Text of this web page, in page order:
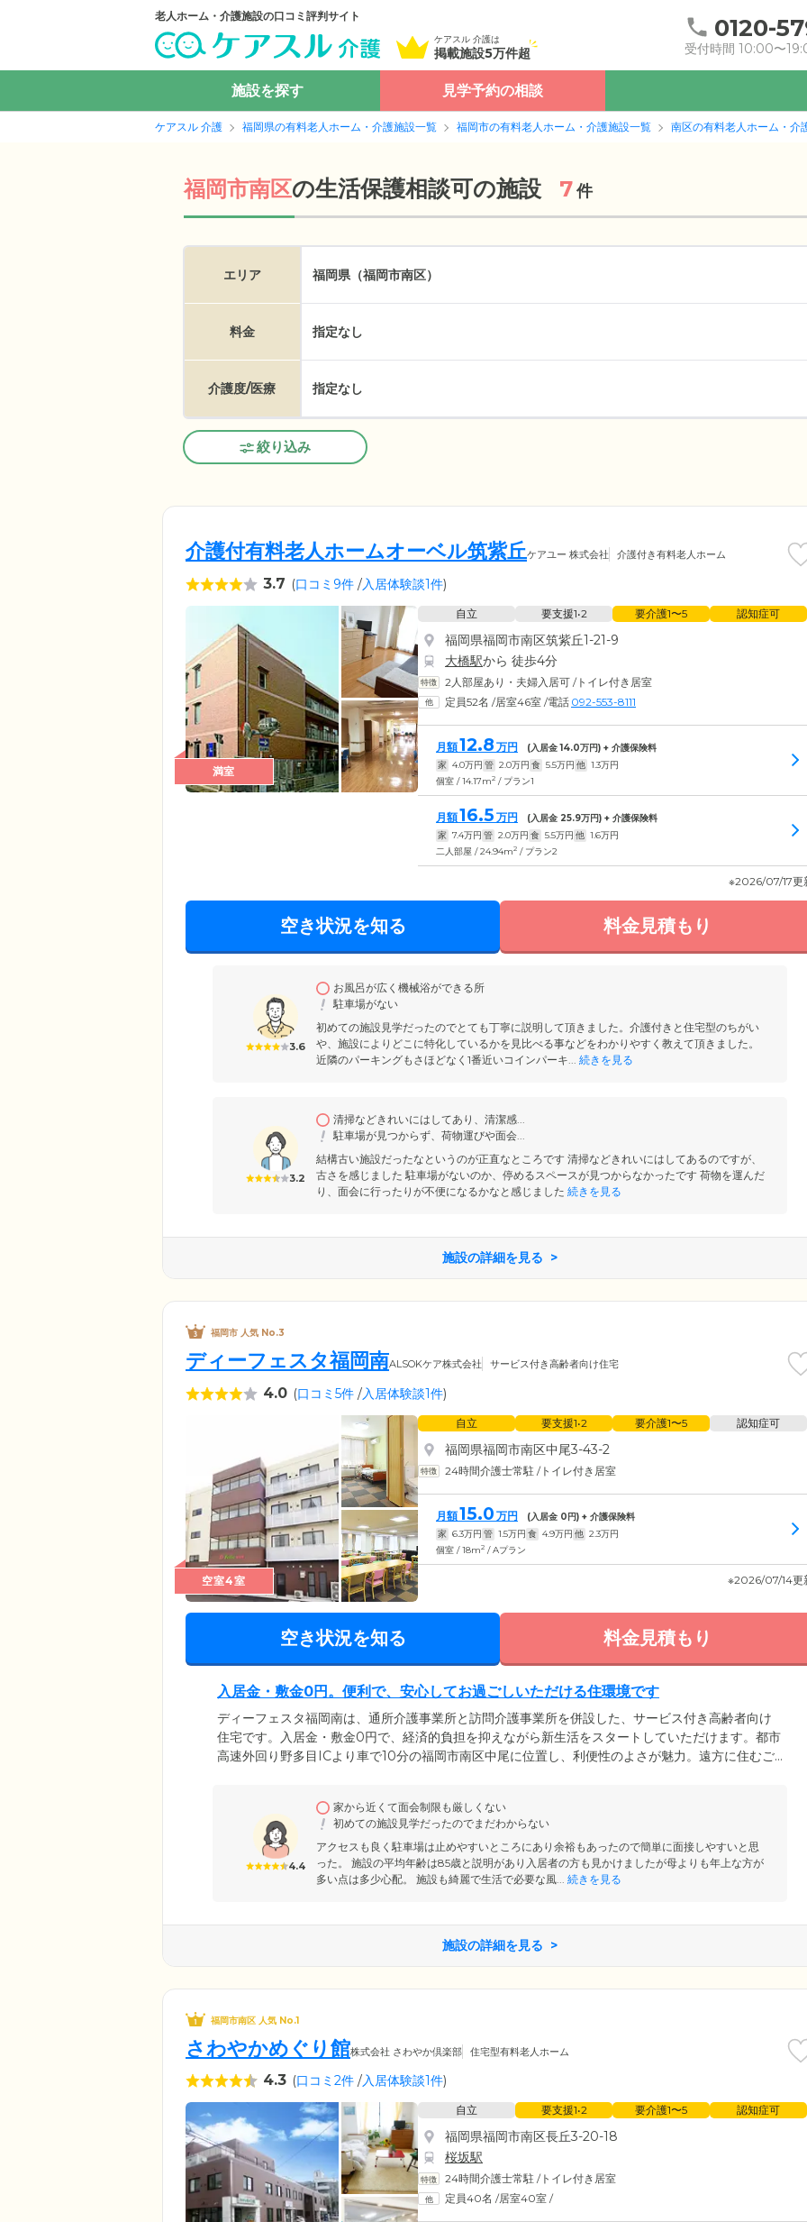
老人ホーム・介護施設の口コミ評判サイト
ケアスル 介護は
掲載施設5万件超
0120-
受付時間 10:00〜
施設を探す 見学予約の相談
ケアスル 介護 福岡県の有料老人ホーム・介護施設一覧 福岡市の有料老人ホーム・介護施設一覧 南区の有料老人ホーム・介
福岡市南区の生活保護相談可の施設 7件
エリア 福岡県（福岡市南区）
料金 指定なし
介護度/医療 指定なし
絞り込み
介護付有料老人ホームオーベル筑紫丘ケアユー 株式会社 介護付き有料老人ホーム
3.7 (口コミ9件 /入居体験談1件)
満室
自立 要支援1•2 要介護1〜5 認知症可
福岡県福岡市南区筑紫丘1-21-9
大橋駅から 徒歩4分
2人部屋あり・夫婦入居可 /トイレ付き居室
定員52名 /居室46室 /電話 092-553-8111
月額12.8 万円 (入居金14.0万円) + 介護保険料
家 4.0万円 管 2.0万円 食 5.5万円 他 1.3万円
個室 / 14.17m2 / プラン1
月額16.5 万円 (入居金 25.9万円) + 介護保険料
家 7.4万円 管 2.0万円 食 5.5万円 他 1.6万円
二人部屋 / 24.94m2 / プラン2
※2026/07/17更
空き状況を知る 料金見積もり
3.6
お風呂が広く機械浴ができる所
駐車場がない
初めての施設見学だったのでとても丁寧に説明して頂きました。介護付きと住宅型のちがい
や、施設によりどこに特化しているかを見比べる事などをわかりやすく教えて頂きました。
近隣のパーキングもさほどなく1番近いコインパーキ...
続きを見る
3.2
清掃などきれいにはしてあり、清潔感...
駐車場が見つからず、荷物運びや面会...
結構古い施設だったなというのが正直なところです 清掃などきれいにはしてあるのですが、
古さを感じました 駐車場がないのか、停めるスペースが見つからなかったです 荷物を運んだ
り、面会に行ったりが不便になるかなと感じました 続きを見る
施設の詳細を見る
福岡市 人気 No.3
ディーフェスタ福岡南ALSOKケア株式会社 サービス付き高齢者向け住宅
4.0 (口コミ5件 /入居体験談1件)
空室4室
自立 要支援1•2 要介護1〜5 認知症可
福岡県福岡市南区中尾3-43-2
24時間介護士常駐 /トイレ付き居室
月額15.0 万円 (入居金 0円) + 介護保険料
家 6.3万円 管 1.5万円 食 4.9万円 他 2.3万円
個室 / 18m2 / Aプラン
※2026/07/14更
空き状況を知る 料金見積もり
入居金・敷金0円。便利で、安心してお過ごしいただける住環境です
ディーフェスタ福岡南は、通所介護事業所と訪問介護事業所を併設した、サービス付き高齢者向け
住宅です。入居金・敷金0円で、経済的負担を抑えながら新生活をスタートしていただけます。都市
高速外回り野多目ICより車で10分の福岡市南区中尾に位置し、利便性のよさが魅力。遠方に住むご
きめ細やかにサポート。お元気な方から、介護度や医療依存度の高い方まで、どなたでもお気軽に
ご相談ください。
4.4
家から近くて面会制限も厳しくない
初めての施設見学だったのでまだわからない
アクセスも良く駐車場は止めやすいところにあり余裕もあったので簡単に面接しやすいと思
った。 施設の平均年齢は85歳と説明があり入居者の方も見かけましたが母よりも年上な方が
多い点は多少心配。 施設も綺麗で生活で必要な風...
続きを見る
施設の詳細を見る
福岡市南区 人気 No.1
さわやかめぐり館株式会社 さわやか倶楽部 住宅型有料老人ホーム
4.3 (口コミ2件 /入居体験談1件)
自立 要支援1•2 要介護1〜5 認知症可
福岡県福岡市南区長丘3-20-18
桜坂駅
24時間介護士常駐 /トイレ付き居室
定員40名 /居室40室 /